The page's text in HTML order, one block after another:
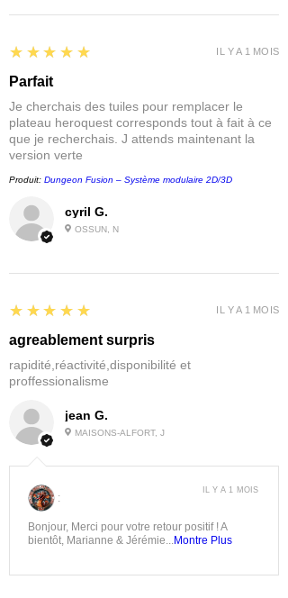
cyril G.
OSSUN, N
5
★★★★★
Parfait
Je cherchais des tuiles pour remplacer le
plateau heroquest corresponds tout à fait à ce
que je recherchais. J attends maintenant la
version verte
Produit: Dungeon Fusion – Système modulaire 2D/3D
IL Y A 1 MOIS
jean G.
MAISONS-ALFORT, J
5
★★★★★
agreablement surpris
rapidité,réactivité,disponibilité et
proffessionalisme
IL Y A 1 MOIS
:
Bonjour, Merci pour votre retour positif ! A
bientôt, Marianne & Jérémie...Montre Plus
IL Y A 1 MOIS